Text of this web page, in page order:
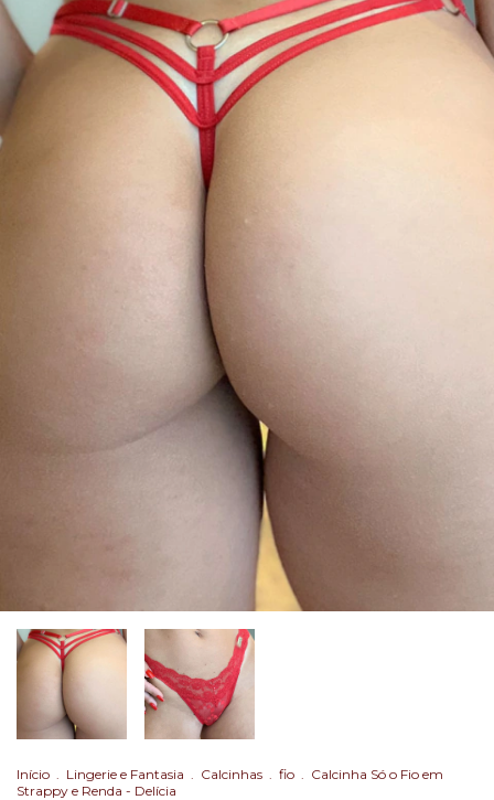
Início . Lingerie e Fantasia . Calcinhas . fio . Calcinha Só o Fio em
Strappy e Renda - Delícia